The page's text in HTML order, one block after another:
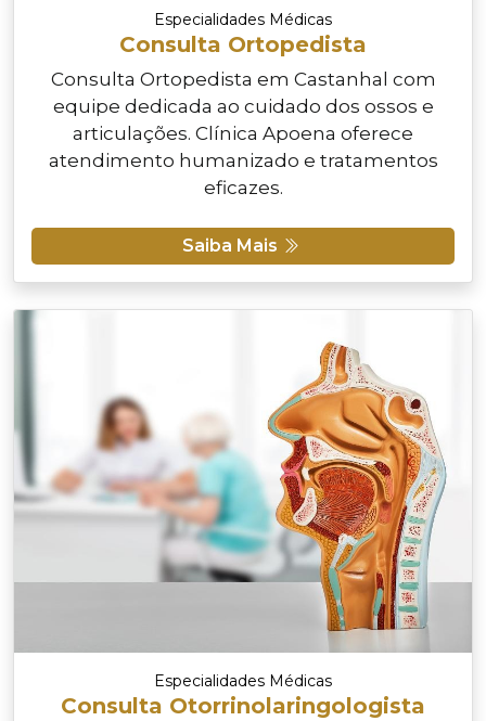
Especialidades Médicas
Consulta Ortopedista
Consulta Ortopedista em Castanhal com
equipe dedicada ao cuidado dos ossos e
articulações. Clínica Apoena oferece
atendimento humanizado e tratamentos
eficazes.
Saiba Mais
Especialidades Médicas
Consulta Otorrinolaringologista